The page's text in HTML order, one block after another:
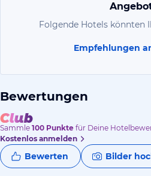
Folgende Hotels könnten
Empfehlungen
Bewertungen
Sammle 100 Punkte für Deine
Kostenlos anmelden
Bewerten Bilder